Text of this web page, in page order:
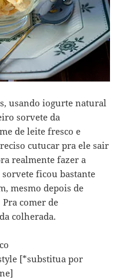
usando iogurte natural
sorvete da
de leite fresco e
cutucar pra ele sair
realmente fazer a
sorvete ficou bastante
mesmo depois de
comer de
colherada.
[*substitua por